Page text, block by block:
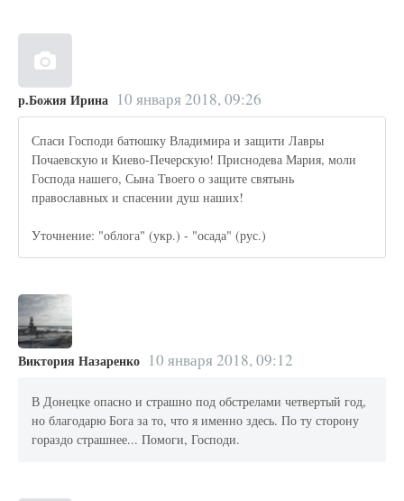
р.Божия Ирина 10 января 2018, 09:26
Спаси Господи батюшку Владимира и защити Лавры
Почаевскую и Киево-Печерскую! Приснодева Мария, моли
Господа нашего, Сына Твоего о защите святынь
православных и спасении душ наших!
Уточнение: "облога" (укр.) - "осада" (рус.)
Виктория Назаренко 10 января 2018, 09:12
В Донецке опасно и страшно под обстрелами четвертый год,
но благодарю Бога за то, что я именно здесь. По ту сторону
гораздо страшнее... Помоги, Господи.